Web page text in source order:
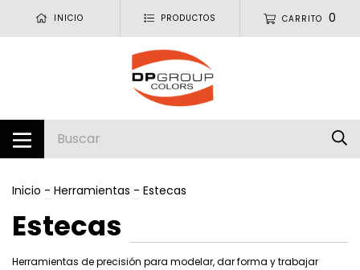
INICIO PRODUCTOS CARRITO 0
Inicio - Herramientas - Estecas
Estecas
Herramientas de precisión para modelar, dar forma y trabajar